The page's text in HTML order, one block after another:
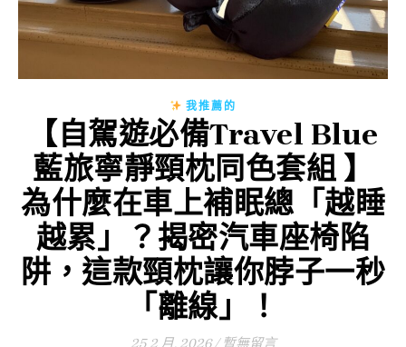
我推薦的
【自駕遊必備Travel Blue
藍旅寧靜頸枕同色套組 】
為什麼在車上補眠總「越睡
越累」？揭密汽車座椅陷
阱，這款頸枕讓你脖子一秒
「離線」！
25 2 月, 2026 / 暫無留言